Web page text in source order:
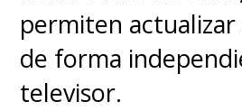
permiten
de forma
televisor.